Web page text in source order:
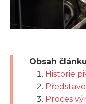
Obsah
Historie
Proces